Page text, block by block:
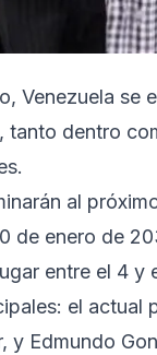
Venezuela se
tanto dentro
al
de enero de
entre el 4
el actual
y Edmundo